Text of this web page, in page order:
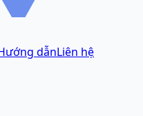
dẫnLiên hệ